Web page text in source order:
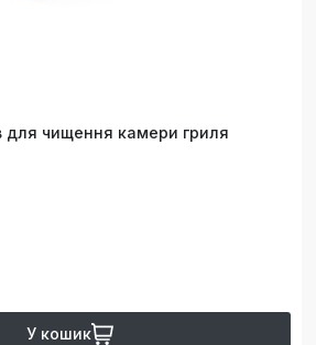
для чищення камери гриля
У кошик